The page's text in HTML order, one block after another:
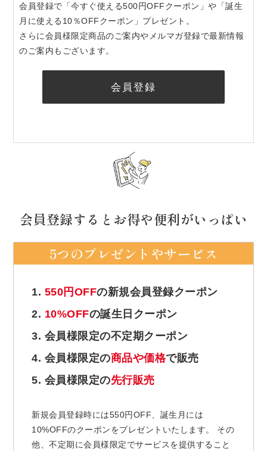
会員登録で「今すぐ使える500円OFFクーポン」や「誕生
月に使える10％OFFクーポン」プレゼント。
さらに会員様限定商品のご案内やメルマガ登録で最新情報
のご案内もございます。
会員登録
会員登録するとお得や便利がいっぱい
5つのプレゼントやサービス
1. 550円OFFの新規会員登録クーポン
2. 10%OFFの誕生日クーポン
3. 会員様限定の不定期クーポン
4. 会員様限定の商品や価格で販売
5. 会員様限定の先行販売
新規会員登録時には550円OFF、誕生月には
10%OFFのクーポンをプレゼントいたします。 その
他、不定期に会員様限定でサービスを提供すること